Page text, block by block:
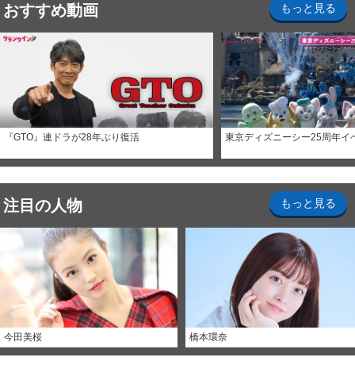
おすすめ動画 もっと見る
『GTO』連ドラが28年ぶり復活 東京ディズニーシー25周年イ
注目の人物 もっと見る
今田美桜 橋本環奈